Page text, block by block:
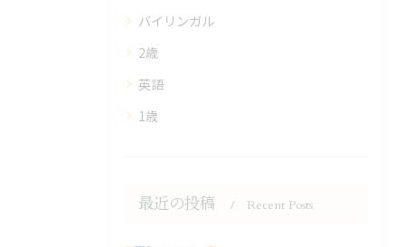
バイリンガル
2歳
英語
1歳
最近の投稿 Recent Posts